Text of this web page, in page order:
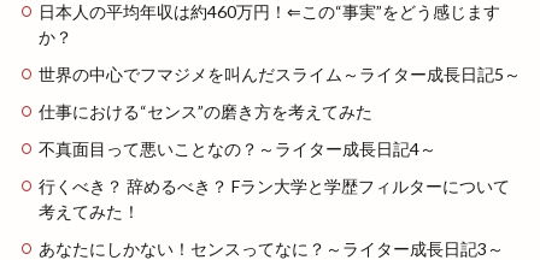
日本人の平均年収は約460万円！⇐この“事実”をどう感じます
か？
世界の中心でフマジメを叫んだスライム～ライター成長日記5～
仕事における“センス”の磨き方を考えてみた
不真面目って悪いことなの？～ライター成長日記4～
行くべき？ 辞めるべき？ Fラン大学と学歴フィルターについて
考えてみた！
あなたにしかない！センスってなに？～ライター成長日記3～